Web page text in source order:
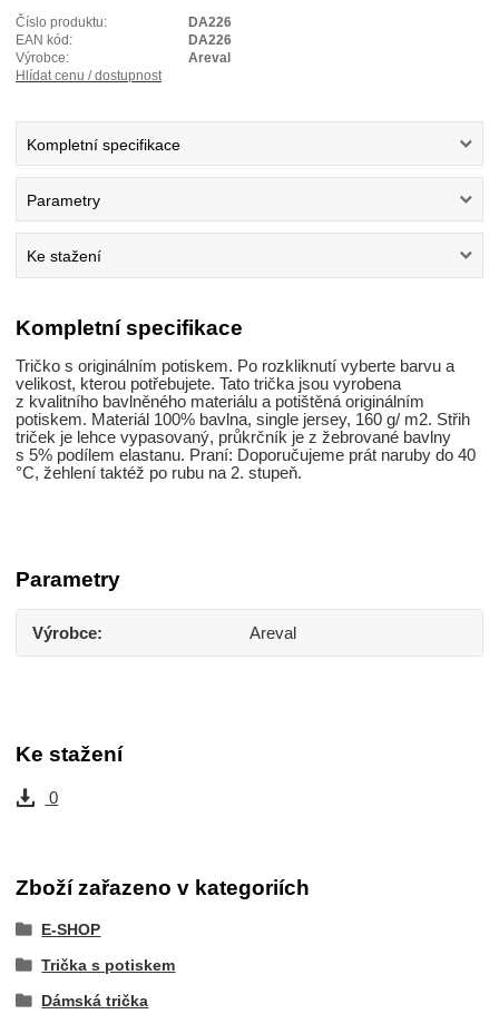
Číslo produktu:
DA226
EAN kód:
DA226
Výrobce:
Areval
Hlídat cenu / dostupnost
Kompletní specifikace
Parametry
Ke stažení
Kompletní specifikace
Tričko s originálním potiskem. Po rozkliknutí vyberte barvu a
velikost, kterou potřebujete. Tato trička jsou vyrobena
z kvalitního bavlněného materiálu a potištěná originálním
potiskem. Materiál 100% bavlna, single jersey, 160 g/ m2. Střih
triček je lehce vypasovaný, průkrčník je z žebrované bavlny
s 5% podílem elastanu. Praní: Doporučujeme prát naruby do 40
°C, žehlení taktéž po rubu na 2. stupeň.
Parametry
Výrobce Areval
Ke stažení
0
Zboží zařazeno v kategoriích
E-SHOP
Trička s potiskem
Dámská trička